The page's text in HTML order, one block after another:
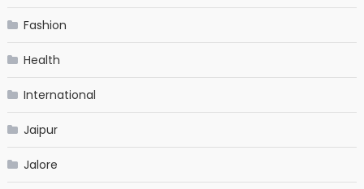
Fashion
Health
International
Jaipur
Jalore